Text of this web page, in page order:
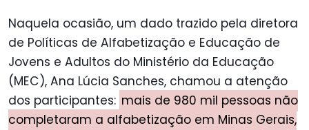
Naquela ocasião, um dado trazido pela diretora
de Políticas de Alfabetização e Educação de
Jovens e Adultos do Ministério da Educação
(MEC), Ana Lúcia Sanches, chamou a atenção
dos participantes: mais de 980 mil pessoas não
completaram a alfabetização em Minas Gerais,